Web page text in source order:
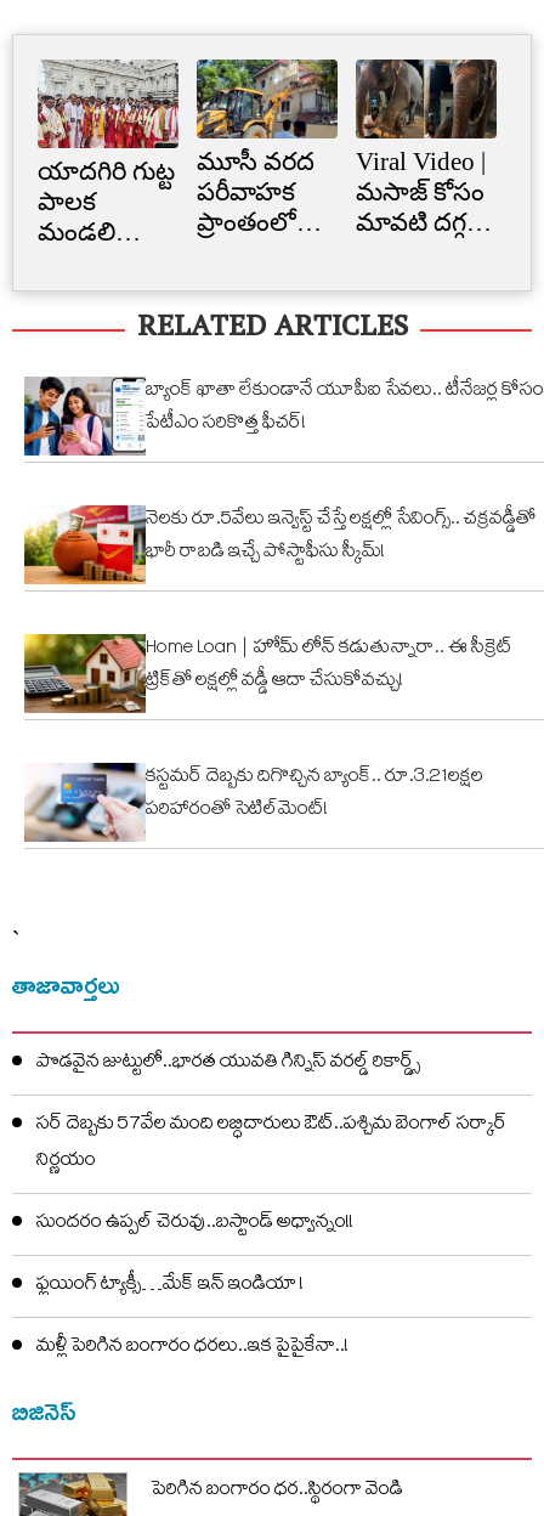
యాదగిరి గుట్ట
పాలక
మండలి
స్వీకారం
మూసీ వరద
పరీవాహక
ప్రాంతంలో
నిర్మాణం..
నార్సింగిలో
స్కూల్‌
భవనం
కూల్చివేత
Viral Video |
మసాజ్ కోసం
మావటి దగ్గర
ఏనుగు..
క్యూట్
వీడియో
వైరల్!
RELATED ARTICLES
బ్యాంక్ ఖాతా లేకుండానే యూపీఐ సేవలు.. టీనేజర్ల కోసం
పేటీఎం సరికొత్త ఫీచర్!
నెలకు రూ.5వేలు ఇన్వెస్ట్ చేస్తే లక్షల్లో సేవింగ్స్.. చక్రవడ్డీతో
భారీ రాబడి ఇచ్చే పోస్టాఫీసు స్కీమ్!
Home Loan | హోమ్ లోన్ కడుతున్నారా.. ఈ సీక్రెట్
ట్రిక్‌తో లక్షల్లో వడ్డీ ఆదా చేసుకోవచ్చు!
కస్టమర్ దెబ్బకు దిగొచ్చిన బ్యాంక్.. రూ.3.21లక్షల
పరిహారంతో సెటిల్‌మెంట్!
`
తాజావార్తలు
పొడవైన జుట్టులో..భారత యువతి గిన్నిస్ వరల్డ్ రికార్డ్స్
సర్ దెబ్బకు 57వేల మంది లబ్ధిదారులు ఔట్..పశ్చిమ బెంగాల్ సర్కార్
నిర్ణయం
సుందరం ఉప్పల్ చెరువు..బస్టాండ్ అధ్వాన్నం!!
ఫ్లయింగ్ ట్యాక్సీ…మేక్ ఇన్ ఇండియా !
మళ్లీ పెరిగిన బంగారం ధరలు..ఇక పైపైకేనా..!
బిజినెస్
పెరిగిన బంగారం ధర..స్థిరంగా వెండి